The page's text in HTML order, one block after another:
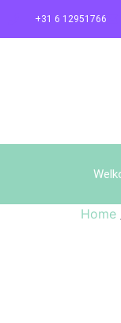
+31 6 12951766
Home